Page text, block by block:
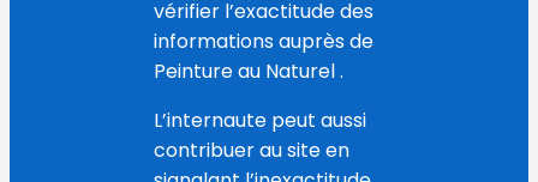
vérifier l’exactitude des
informations auprès de
Peinture au Naturel .
L’internaute peut aussi
contribuer au site en